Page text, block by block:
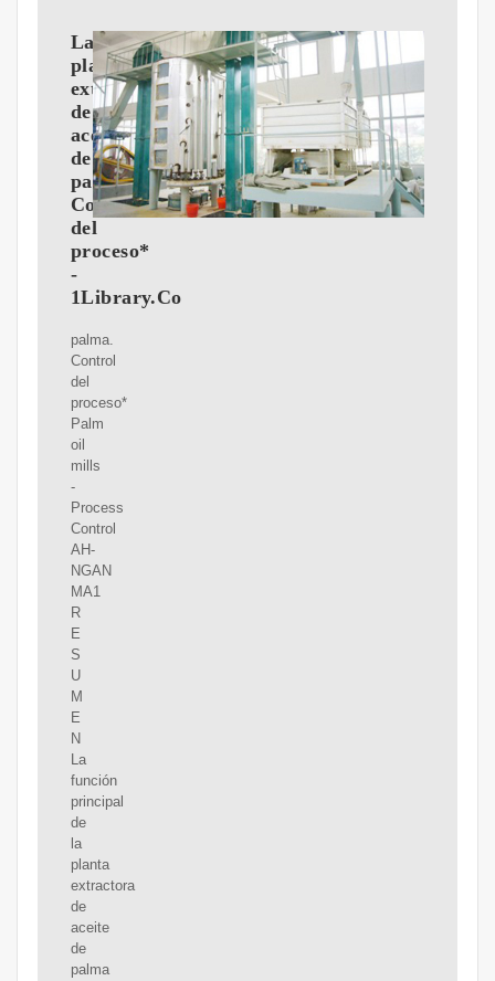
La
planta
extractora
de
aceite
de
palma.
Control
del
proceso*
-
1Library.Co
palma.
Control
del
proceso*
Palm
oil
mills
-
Process
Control
AH-
NGAN
MA1
R
E
S
U
M
E
N
La
función
principal
de
la
planta
extractora
de
aceite
de
palma